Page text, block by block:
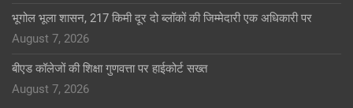
भूगोल भूला शासन, 217 किमी दूर दो ब्लॉकों की जिम्मेदारी एक अधिकारी पर
August 7, 2026
बीएड कॉलेजों की शिक्षा गुणवत्ता पर हाईकोर्ट सख्त
August 7, 2026